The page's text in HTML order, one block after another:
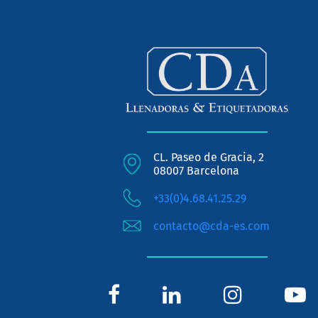
CL. Paseo de Gracia, 2
08007 Barcelona
+33(0)4.68.41.25.29
contacto@cda-es.com